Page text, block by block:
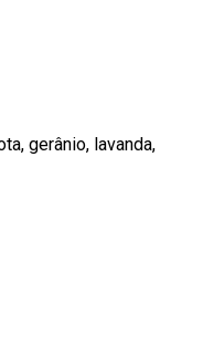
gerânio, lavanda,